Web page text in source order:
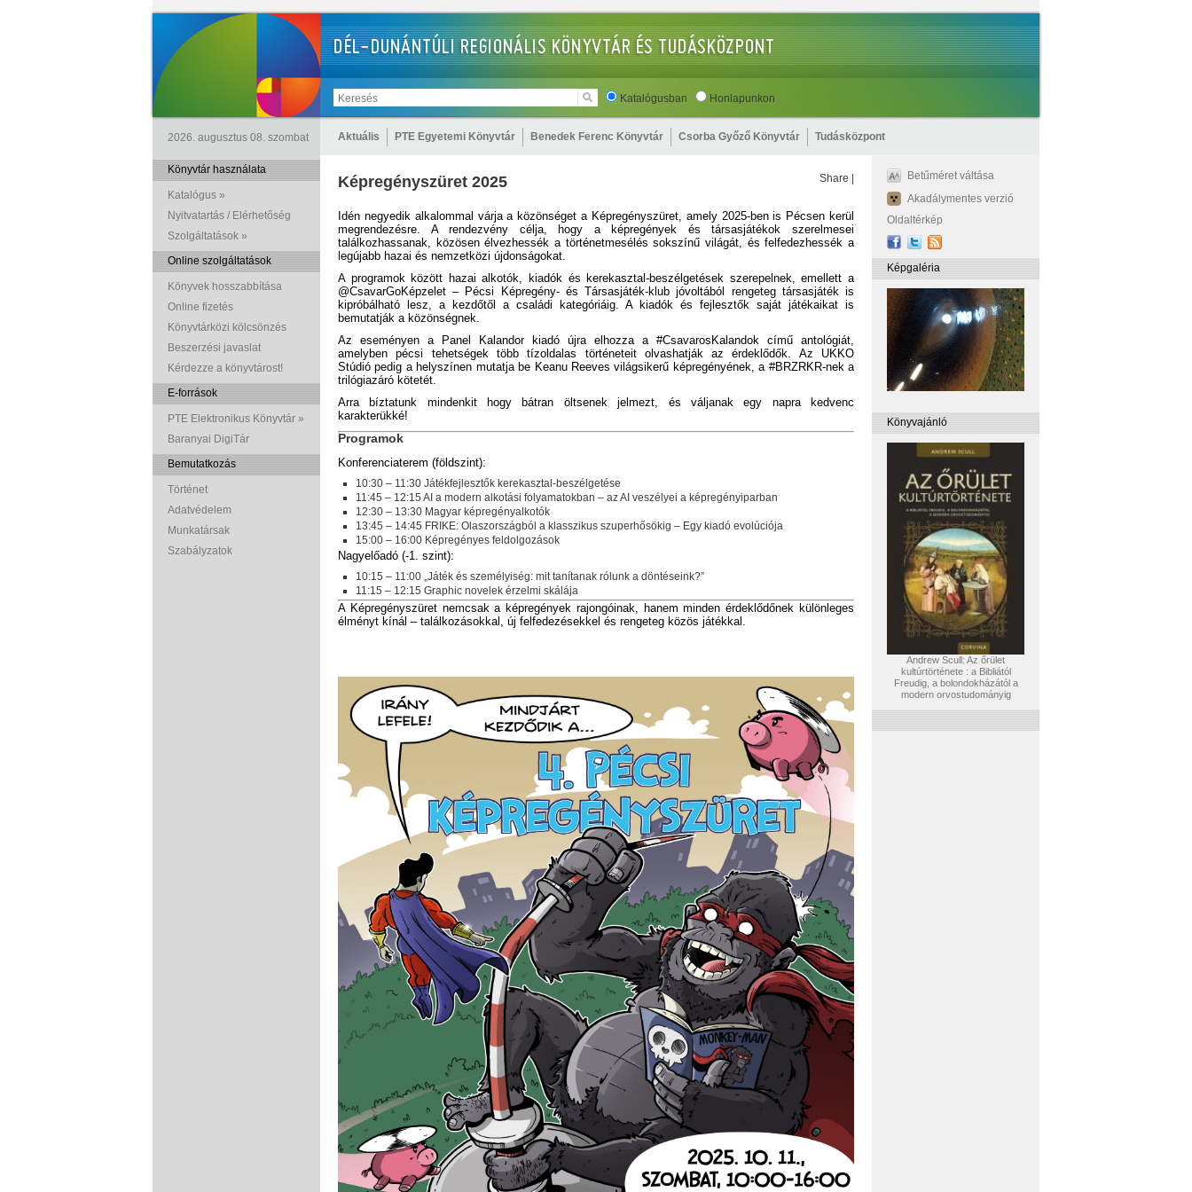
Katalógusban Honlapunkon
2026. augusztus 08. szombat Aktuális PTE Egyetemi Könyvtár Benedek Ferenc Könyvtár Csorba Győző Könyvtár Tudásközpont
Könyvtár használata
Katalógus »
Nyitvatartás / Elérhetőség
Szolgáltatások »
Online szolgáltatások
Könyvek hosszabbítása
Online fizetés
Könyvtárközi kölcsönzés
Beszerzési javaslat
Kérdezze a könyvtárost!
E-források
PTE Elektronikus Könyvtár »
Baranyai DigiTár
Bemutatkozás
Történet
Adatvédelem
Munkatársak
Szabályzatok
Share
Képregényszüret 2025
Idén negyedik alkalommal várja a közönséget a Képregényszüret, amely 2025-ben is Pécsen kerül
megrendezésre. A rendezvény célja, hogy a képregények és társasjátékok szerelmesei
találkozhassanak, közösen élvezhessék a történetmesélés sokszínű világát, és felfedezhessék a
legújabb hazai és nemzetközi újdonságokat.
A programok között hazai alkotók, kiadók és kerekasztal-beszélgetések szerepelnek, emellett a
@CsavarGoKépzelet – Pécsi Képregény- és Társasjáték-klub jóvoltából rengeteg társasjáték is
kipróbálható lesz, a kezdőtől a családi kategóriáig. A kiadók és fejlesztők saját játékaikat is
bemutatják a közönségnek.
Az eseményen a Panel Kalandor kiadó újra elhozza a #CsavarosKalandok című antológiát,
amelyben pécsi tehetségek több tízoldalas történeteit olvashatják az érdeklődők. Az UKKO
Stúdió pedig a helyszínen mutatja be Keanu Reeves világsikerű képregényének, a #BRZRKR-nek a
trilógiazáró kötetét.
Arra bíztatunk mindenkit hogy bátran öltsenek jelmezt, és váljanak egy napra kedvenc
karakterükké!
Programok
Konferenciaterem (földszint):
10:30 – 11:30 Játékfejlesztők kerekasztal-beszélgetése
11:45 – 12:15 AI a modern alkotási folyamatokban – az AI veszélyei a képregényiparban
12:30 – 13:30 Magyar képregényalkotók
13:45 – 14:45 FRIKE: Olaszországból a klasszikus szuperhősökig – Egy kiadó evolúciója
15:00 – 16:00 Képregényes feldolgozások
Nagyelőadó (-1. szint):
10:15 – 11:00 „Játék és személyiség: mit tanítanak rólunk a döntéseink?”
11:15 – 12:15 Graphic novelek érzelmi skálája
A Képregényszüret nemcsak a képregények rajongóinak, hanem minden érdeklődőnek különleges
élményt kínál – találkozásokkal, új felfedezésekkel és rengeteg közös játékkal.
Betűméret váltása
Akadálymentes verzió
Oldaltérkép
Képgaléria
Könyvajánló
Andrew Scull: Az őrület
kultúrtörténete : a Bibliától
Freudig, a bolondokházától a
modern orvostudományig